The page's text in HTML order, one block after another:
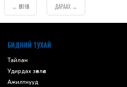
← ӨМНӨХ ДАРААХ →
БИДНИЙ ТУХАЙ
Тайлан
Удирдах зөвлөл
Ажилтнууд